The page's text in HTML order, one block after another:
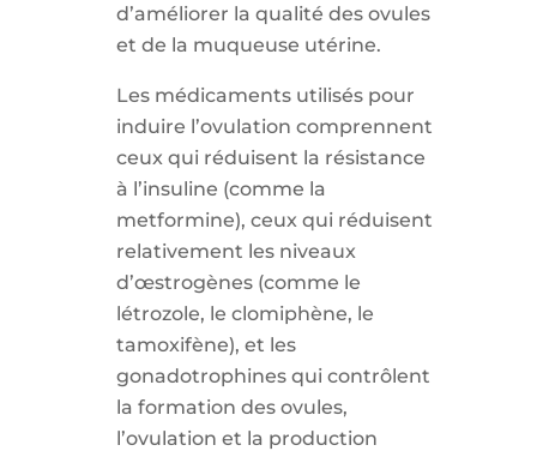
d’améliorer la qualité des ovules
et de la muqueuse utérine.
Les médicaments utilisés pour
induire l’ovulation comprennent
ceux qui réduisent la résistance
à l’insuline (comme la
metformine), ceux qui réduisent
relativement les niveaux
d’œstrogènes (comme le
létrozole, le clomiphène, le
tamoxifène), et les
gonadotrophines qui contrôlent
la formation des ovules,
l’ovulation et la production